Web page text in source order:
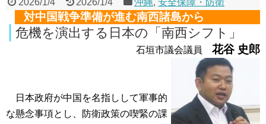
2026/1/4 2026/1/4 沖縄,安全保障・防衛
対中国戦争準備が進む南西諸島から
危機を演出する日本の「南西シフト」
石垣市議会議員 花谷 史郎
日本政府が中国を名指しして軍事的
な懸念事項とし、防衛政策の喫緊の課